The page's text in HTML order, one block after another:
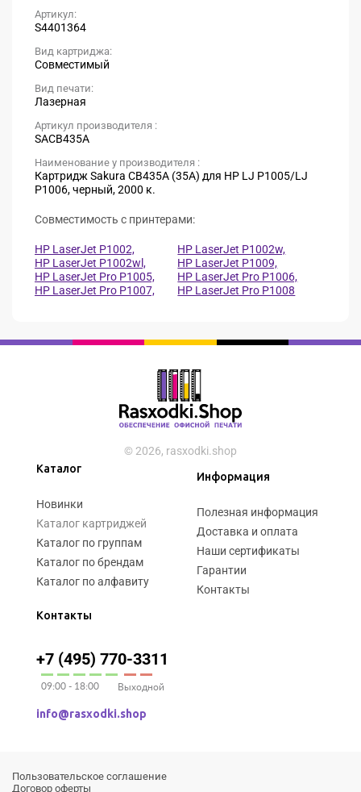
Артикул:
S4401364
Вид картриджа:
Совместимый
Вид печати:
Лазерная
Артикул производителя :
SACB435A
Наименование у производителя :
Картридж Sakura CB435A (35A) для HP LJ P1005/LJ
P1006, черный, 2000 к.
Совместимость с принтерами:
HP LaserJet P1002,
HP LaserJet P1002w,
HP LaserJet P1002wl,
HP LaserJet P1009,
HP LaserJet Pro P1005,
HP LaserJet Pro P1006,
HP LaserJet Pro P1007,
HP LaserJet Pro P1008
© 2026, rasxodki.shop
Каталог
Новинки
Каталог картриджей
Каталог по группам
Каталог по брендам
Каталог по алфавиту
Информация
Полезная информация
Доставка и оплата
Наши сертификаты
Гарантии
Контакты
Контакты
+7 (495) 770-3311
09:00 - 18:00 Выходной
info@rasxodki.shop
Пользовательское соглашение
Договор оферты